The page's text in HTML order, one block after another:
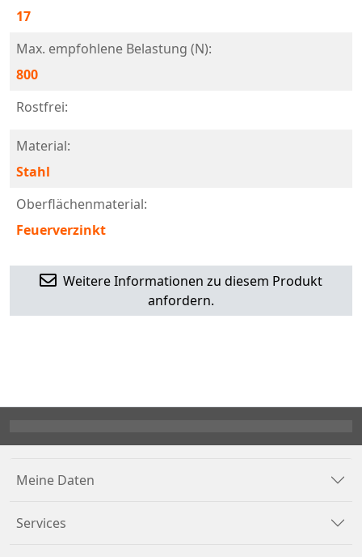
17
Max. empfohlene Belastung (N):
800
Rostfrei:
Material:
Stahl
Oberflächenmaterial:
Feuerverzinkt
Weitere Informationen zu diesem Produkt
anfordern.
Meine Daten
Services